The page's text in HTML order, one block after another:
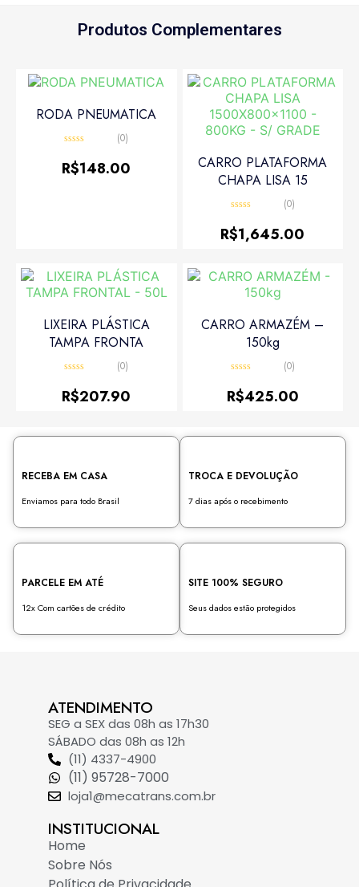
Produtos Complementares
RODA PNEUMATICA
0
de
(0)
R$148.00
CARRO PLATAFORMA
CHAPA LISA 15
0
de
(0)
R$1,645.00
LIXEIRA PLÁSTICA
TAMPA FRONTA
0
de
(0)
R$207.90
CARRO ARMAZÉM –
150kg
0
de
(0)
R$425.00
RECEBA EM CASA
Enviamos para todo Brasil
TROCA E DEVOLUÇÃO
7 dias após o recebimento
PARCELE EM ATÉ
12x Com cartões de crédito
SITE 100% SEGURO
Seus dados estão protegidos
ATENDIMENTO
SEG a SEX das 08h as 17h30
SÁBADO das 08h as 12h
(11) 4337-4900
(11) 95728-7000
loja1@mecatrans.com.br
INSTITUCIONAL​
Home
Sobre Nós